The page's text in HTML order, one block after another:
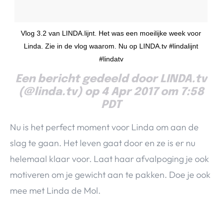
Vlog 3.2 van LINDA.lijnt. Het was een moeilijke week voor
Linda. Zie in de vlog waarom. Nu op LINDA.tv #lindalijnt
#lindatv
Een bericht gedeeld door LINDA.tv
(@linda.tv) op 4 Apr 2017 om 7:58
PDT
Nu is het perfect moment voor Linda om aan de
slag te gaan. Het leven gaat door en ze is er nu
helemaal klaar voor. Laat haar afvalpoging je ook
motiveren om je gewicht aan te pakken. Doe je ook
mee met Linda de Mol.